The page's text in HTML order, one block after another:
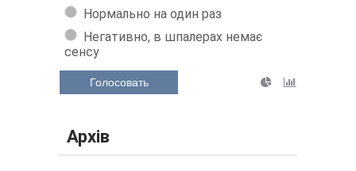
Нормально на один раз
Негативно, в шпалерах немає
сенсу
Голосовать
Архів